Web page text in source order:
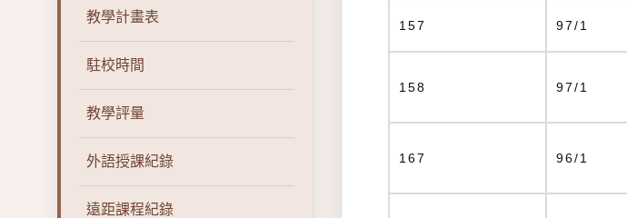
教學計畫表
駐校時間
教學評量
外語授課紀錄
遠距課程紀錄
157 97/1
158 97/1
167 96/1